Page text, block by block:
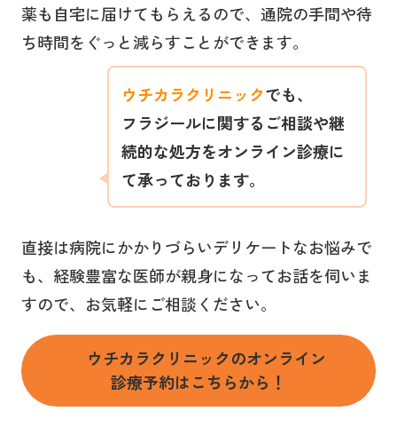
薬も自宅に届けてもらえるので、通院の手間や待
ち時間をぐっと減らすことができます。
ウチカラクリニックでも、
フラジールに関するご相談や継
続的な処方をオンライン診療に
て承っております。
直接は病院にかかりづらいデリケートなお悩みで
も、経験豊富な医師が親身になってお話を伺いま
すので、お気軽にご相談ください。
ウチカラクリニックのオンライン
診療予約はこちらから！